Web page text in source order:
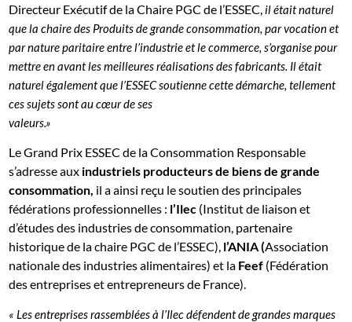
Directeur Exécutif de la Chaire PGC de l’ESSEC,il était naturel
que la chaire des Produits de grande consommation, par vocation et
par nature paritaire entre l’industrie et le commerce, s’organise pour
mettre en avant les meilleures réalisations des fabricants. Il était
naturel également que l’ESSEC soutienne cette démarche, tellement
ces sujets sont au cœur de ses
valeurs.»
Le Grand Prix ESSEC de la Consommation Responsable
s’adresse aux industriels producteurs de biens de grande
consommation, il a ainsi reçu le soutien des principales
fédérations professionnelles : l’Ilec (Institut de liaison et
d’études des industries de consommation, partenaire
historique de la chaire PGC de l’ESSEC), l’ANIA (Association
nationale des industries alimentaires) et la Feef (Fédération
des entreprises et entrepreneurs de France).
« Les entreprises rassemblées à l’Ilec défendent de grandes marques